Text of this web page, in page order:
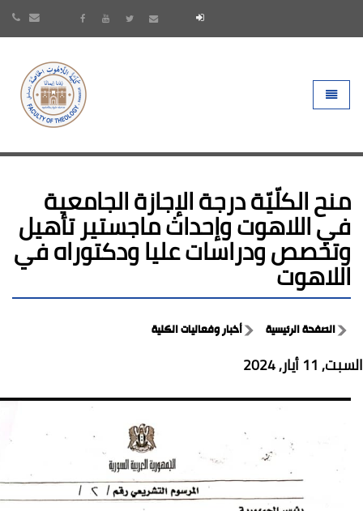
Toggle
منح الكلّيّة درجة الإجازة الجامعية
في اللاهوت وإحداث ماجستير تأهيل
وتخصص ودراسات عليا ودكتوراه في
اللاهوت
الصفحة الرئيسية أخبار وفعاليات الكلية
السبت, 11 أيار, 2024